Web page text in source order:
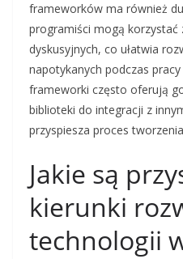
frameworków ma również
programiści mogą
dyskusyjnych, co ułatwia
napotykanych podczas
frameworki często oferują
biblioteki do integracji z
przyspiesza proces
Jakie są
kierunki
technologii